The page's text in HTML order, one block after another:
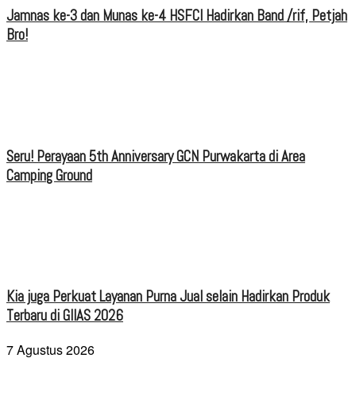
Jamnas ke-3 dan Munas ke-4 HSFCI Hadirkan Band /rif, Petjah
Bro!
Seru! Perayaan 5th Anniversary GCN Purwakarta di Area
Camping Ground
Kia juga Perkuat Layanan Purna Jual selain Hadirkan Produk
Terbaru di GIIAS 2026
7 Agustus 2026